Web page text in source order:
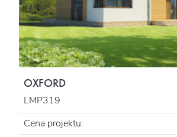
OXFORD
LMP319
Cena projektu: